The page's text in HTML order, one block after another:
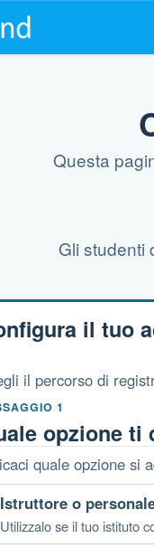
Questa
Gli studenti
il tuo
il percorso di
1
opzione ti
quale opzione si
Istruttore o
Utilizzalo se il tuo istituto